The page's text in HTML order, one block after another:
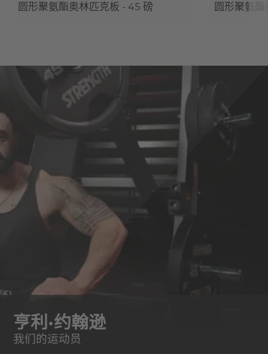
圆形聚氨酯奥林匹克板 - 45 磅 圆形聚氨
亨利·约翰逊
我们的运动员